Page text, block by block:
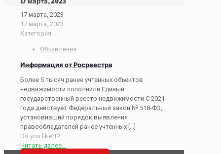
17 марта, 2023
17 марта, 2023
Категория
Объявления
Информация от Росреестра
Более 5 тысяч ранее учтенных объектов
недвижимости пополнили Единый
государственный реестр недвижимости С 2021
года действует Федеральный закон № 518-ФЗ,
установивший порядок выявления
правообладателей ранее учтенных […]
Do you like it?
Читать далее...